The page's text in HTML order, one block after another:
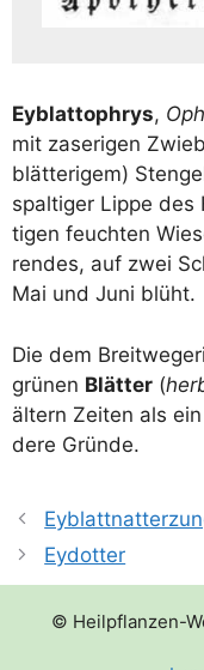
Eyblat­to­phrys,
mit zase­ri­gen
blät­te­ri­gem)
spal­ti­ger Lip­pe
ti­gen feuch­ten
ren­des, auf zwei
Mai und Juni blüht.
Die dem
grü­nen Blät­ter (
ältern Zei­ten als
de­re Gründe.
Eydotter
© Heilpflanzen-